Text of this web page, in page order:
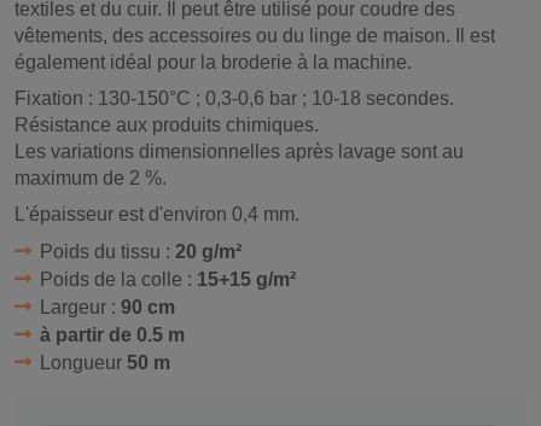
textiles et du cuir. Il peut être utilisé pour coudre des
vêtements, des accessoires ou du linge de maison. Il est
également idéal pour la broderie à la machine.
Fixation : 130-150°C ; 0,3-0,6 bar ; 10-18 secondes.
Résistance aux produits chimiques.
Les variations dimensionnelles après lavage sont au
maximum de 2 %.
L'épaisseur est d'environ 0,4 mm.
Poids du tissu : 20 g/m²
Poids de la colle : 15+15 g/m²
Largeur : 90 cm
à partir de 0.5 m
Longueur 50 m